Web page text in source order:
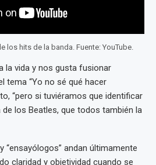
los hits de la banda. Fuente: YouTube.
la vida y nos gusta fusionar
tema “Yo no sé qué hacer
“pero si tuviéramos que identificar
los Beatles, que todos también la
“ensayólogos” andan últimamente
claridad y objetividad cuando se